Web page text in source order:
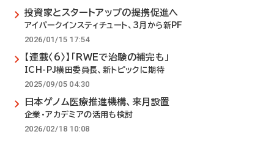
投資家とスタートアップの提携促進へ
アイパークインスティチュート、3月から新PF
2026/01/15 17:54
【連載〈6〉】「RWEで治験の補完も」
ICH-PJ横田委員長、新トピックに期待
2025/09/05 04:30
日本ゲノム医療推進機構、来月設置
企業・アカデミアの活用も検討
2026/02/18 10:08